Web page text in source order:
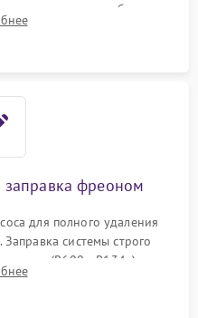
вентиляторов обдува,
дверных петель.
фреоном
для полного удаления
системы строго
(R600a, R134a) по
давления в системе.